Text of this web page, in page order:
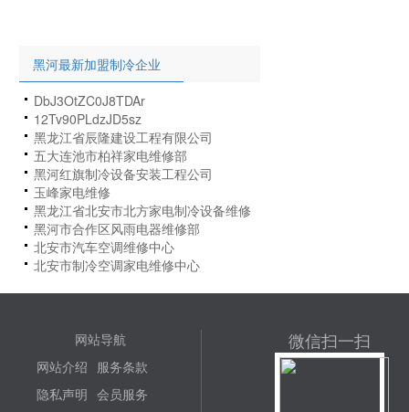
黑河最新加盟制冷企业
DbJ3OtZC0J8TDAr
12Tv90PLdzJD5sz
黑龙江省辰隆建设工程有限公司
五大连池市柏祥家电维修部
黑河红旗制冷设备安装工程公司
玉峰家电维修
黑龙江省北安市北方家电制冷设备维修
站
黑河市合作区风雨电器维修部
北安市汽车空调维修中心
北安市制冷空调家电维修中心
网站导航
网站介绍 服务条款
隐私声明 会员服务
微信扫一扫